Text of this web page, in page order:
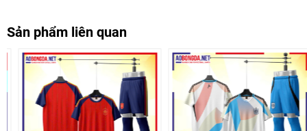
Sản phẩm liên quan